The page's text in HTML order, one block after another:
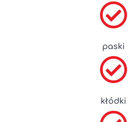
paski
kłódki